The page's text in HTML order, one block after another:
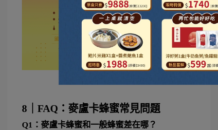
8｜FAQ：麥盧卡蜂蜜常見問題
Q1：麥盧卡蜂蜜和一般蜂蜜差在哪？